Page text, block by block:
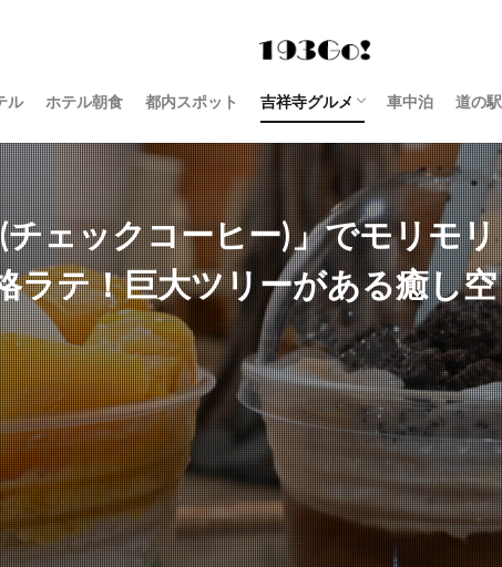
ル ホテル朝食 都内スポット 吉祥寺グルメ
西荻窪 グルメ
車中泊 道の駅
ェックコーヒー)」でモリモリ
ラテ！巨大ツリーがある癒し空